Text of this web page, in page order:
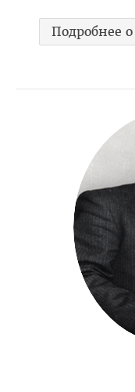
СТУДЕНТУ
Заочная форма
Подготовительное
Студенческое научное
Правовое просвещение
Студенческий городок
Подробнее